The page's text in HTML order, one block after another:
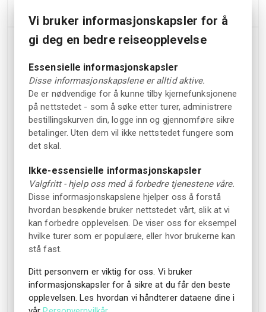
Fasiliteter
Gratis WiFi
Peis
Privat strandområde
Grillplasser
Hage
Badstue (ekstra
kostnad)
kaffe-/vannkoker
Reception
Badeplass innen
gangavstand
WiFi på noen hytter
Selvhushold
Frokost i
sommerhalvåret (mot
betaling)
Gratis utendørs
parkering
Kjæledyr
Trygghet og
sikkerhet
Vi bruker informasjonskapsler for å
gi deg en bedre reiseopplevelse
Essensielle informasjonskapsler
Disse informasjonskapslene er alltid aktive.
De er nødvendige for å kunne tilby kjernefunksjonene
på nettstedet - som å søke etter turer, administrere
bestillingskurven din, logge inn og gjennomføre sikre
betalinger. Uten dem vil ikke nettstedet fungere som
det skal.
Ikke-essensielle informasjonskapsler
Valgfritt - hjelp oss med å forbedre tjenestene våre.
Disse informasjonskapslene hjelper oss å forstå
hvordan besøkende bruker nettstedet vårt, slik at vi
kan forbedre opplevelsen. De viser oss for eksempel
hvilke turer som er populære, eller hvor brukerne kan
stå fast.
Ditt personvern er viktig for oss. Vi bruker
informasjonskapsler for å sikre at du får den beste
opplevelsen. Les hvordan vi håndterer dataene dine i